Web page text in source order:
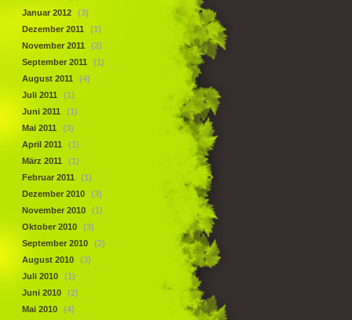
Januar 2012
(3)
Dezember 2011
(1)
November 2011
(2)
September 2011
(1)
August 2011
(4)
Juli 2011
(1)
Juni 2011
(1)
Mai 2011
(3)
April 2011
(1)
März 2011
(1)
Februar 2011
(1)
Dezember 2010
(3)
November 2010
(1)
Oktober 2010
(3)
September 2010
(2)
August 2010
(3)
Juli 2010
(1)
Juni 2010
(2)
Mai 2010
(4)